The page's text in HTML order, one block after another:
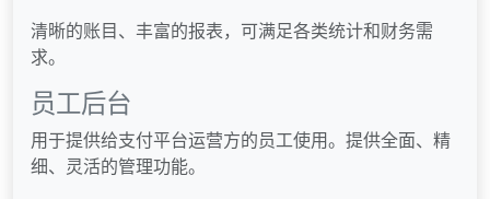
清晰的账目、丰富的报表，可满足各类统计和财务需
求。
员工后台
用于提供给支付平台运营方的员工使用。提供全面、精
细、灵活的管理功能。